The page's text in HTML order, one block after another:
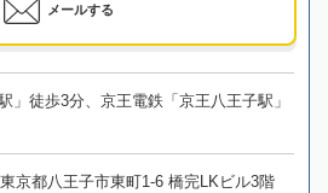
メールする
」徒歩3分、京王電鉄「京王八王子駅」
京都八王子市東町1-6 橋完LKビル3階